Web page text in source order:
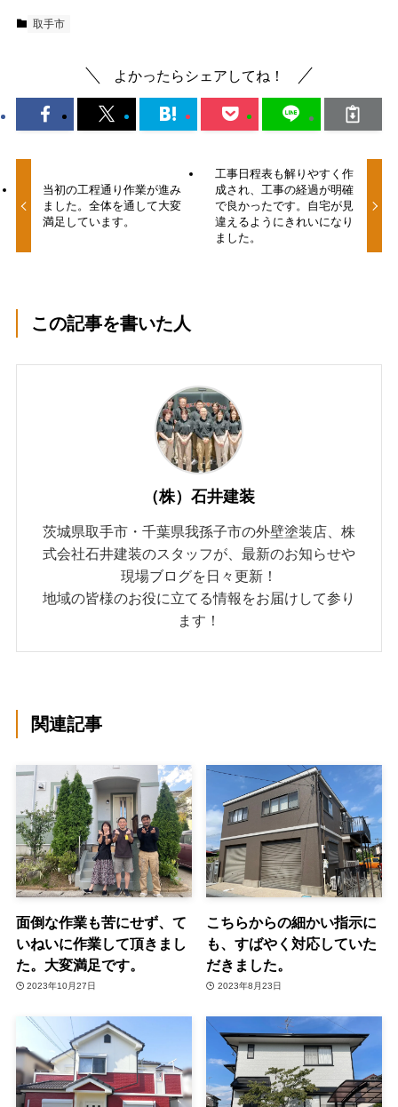
取手市
よかったらシェアしてね！
当初の工程通り作業が進み
ました。全体を通して大変
満足しています。
工事日程表も解りやすく作
成され、工事の経過が明確
で良かったです。自宅が見
違えるようにきれいになり
ました。
この記事を書いた人
（株）石井建装
茨城県取手市・千葉県我孫子市の外壁塗装店、株
式会社石井建装のスタッフが、最新のお知らせや
現場ブログを日々更新！
地域の皆様のお役に立てる情報をお届けして参り
ます！
関連記事
面倒な作業も苦にせず、て
いねいに作業して頂きまし
た。大変満足です。
2023年10月27日
こちらからの細かい指示に
も、すばやく対応していた
だきました。
2023年8月23日